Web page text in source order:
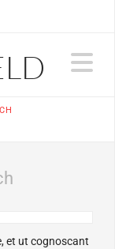
et ut cognoscant